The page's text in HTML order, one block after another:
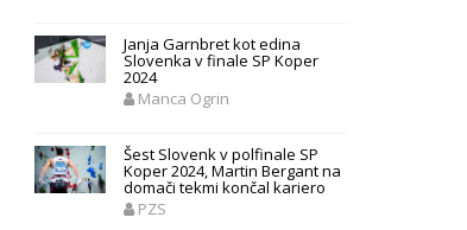
Janja Garnbret kot edina
Slovenka v finale SP Koper
2024
Manca Ogrin
Šest Slovenk v polfinale SP
Koper 2024, Martin Bergant na
domači tekmi končal kariero
PZS